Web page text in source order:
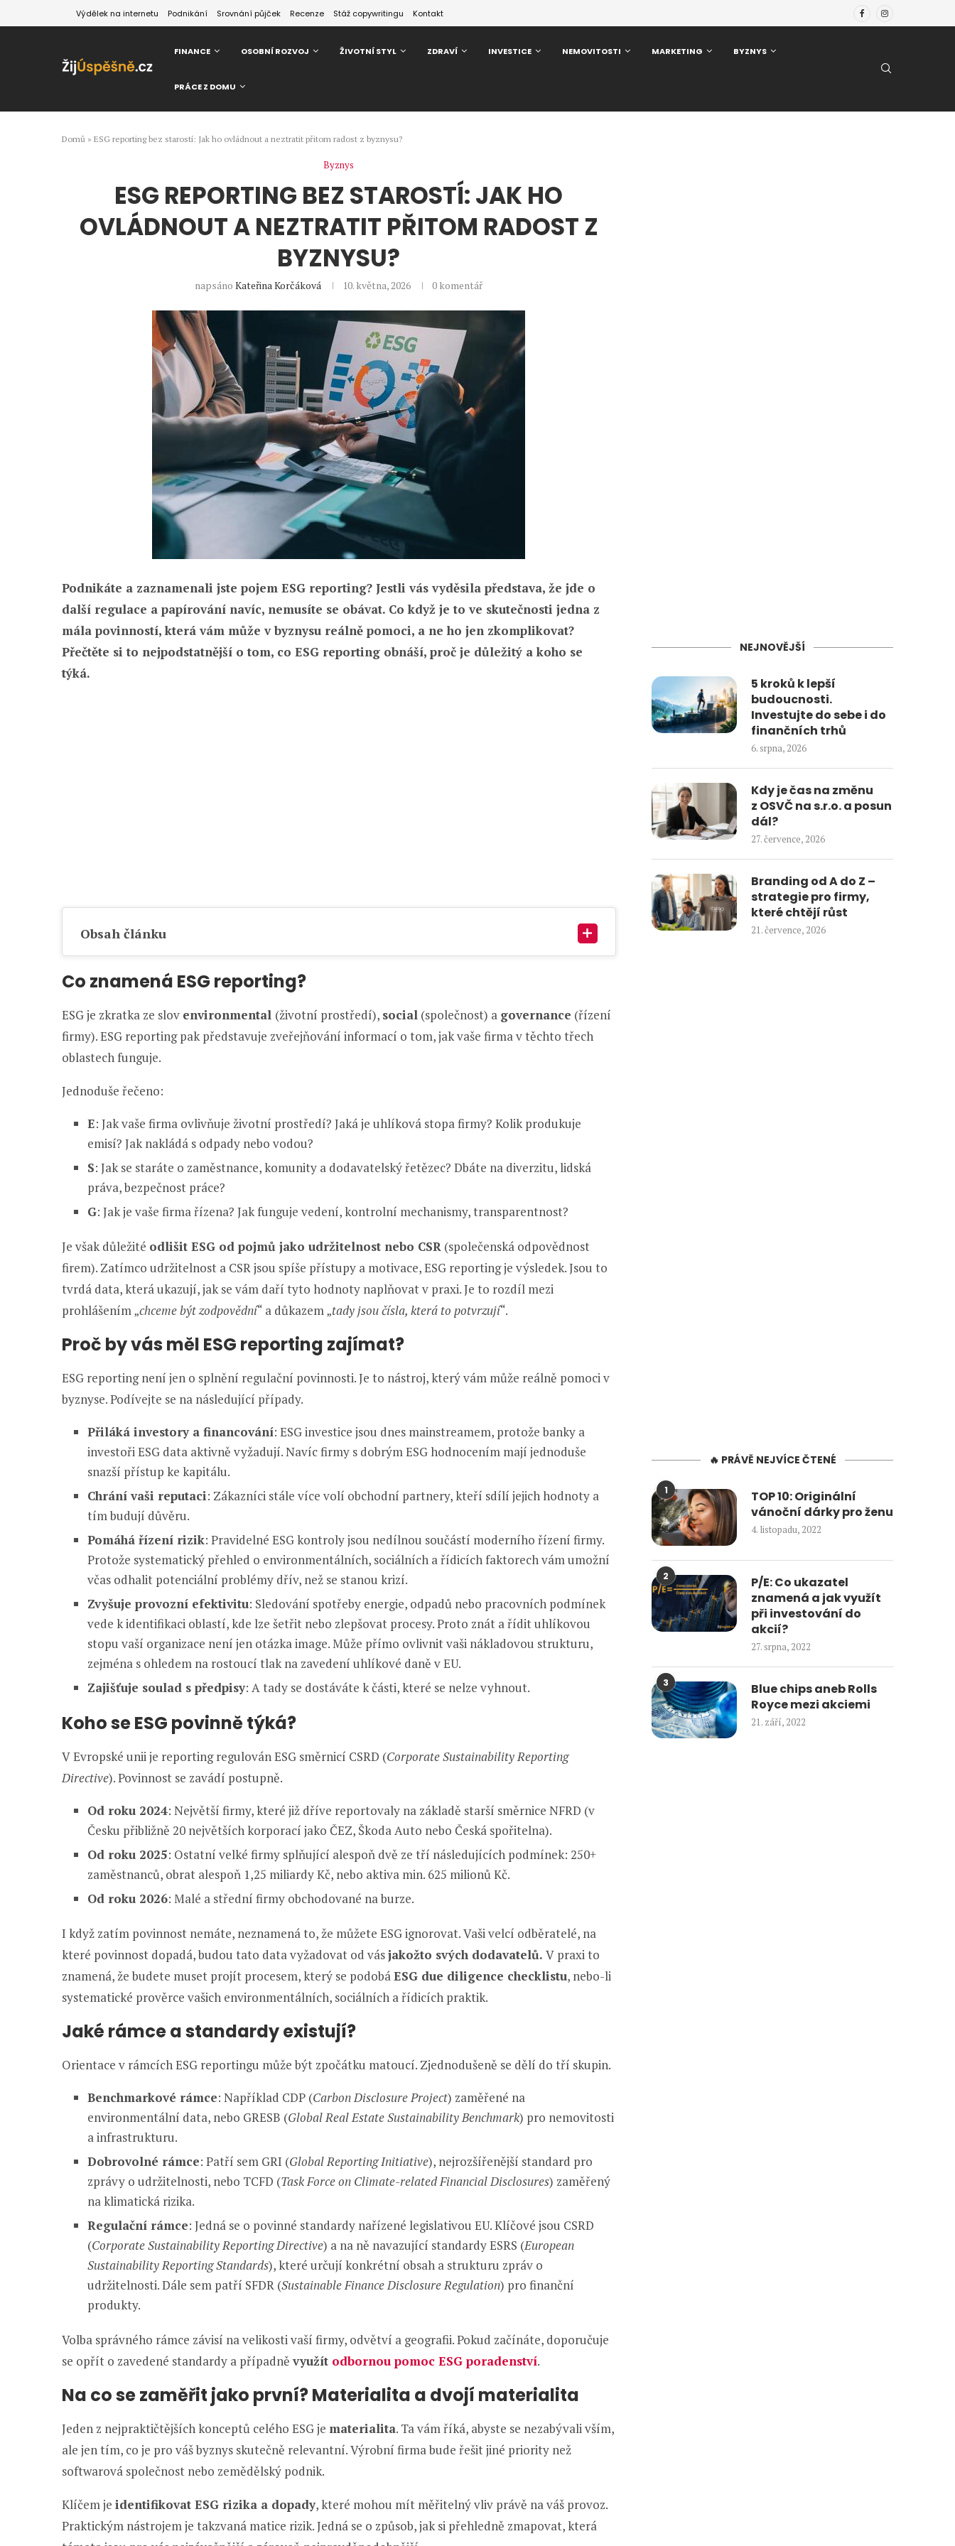
Výdělek na internetu Podnikání Srovnání půjček Recenze Stáž copywritingu Kontakt
FINANCE OSOBNÍ ROZVOJ ŽIVOTNÍ STYL ZDRAVÍ INVESTICE NEMOVITOSTI MARKETING BYZNYS
PRÁCE Z DOMU
Domů » ESG reporting bez starostí: Jak ho ovládnout a neztratit přitom radost z byznysu?
Byznys
ESG REPORTING BEZ STAROSTÍ: JAK HO
OVLÁDNOUT A NEZTRATIT PŘITOM RADOST Z
BYZNYSU?
napsánoKateřina Korčáková 10. května, 2026 0 komentář
Podnikáte a zaznamenali jste pojem ESG reporting? Jestli vás vyděsila představa, že jde o
další regulace a papírování navíc, nemusíte se obávat. Co když je to ve skutečnosti jedna z
mála povinností, která vám může v byznysu reálně pomoci, a ne ho jen zkomplikovat?
Přečtěte si to nejpodstatnější o tom, co ESG reporting obnáší, proč je důležitý a koho se
týká.
Obsah článku
Co znamená ESG reporting?
ESG je zkratka ze slov environmental (životní prostředí), social (společnost) a governance (řízení
firmy). ESG reporting pak představuje zveřejňování informací o tom, jak vaše firma v těchto třech
oblastech funguje.
Jednoduše řečeno:
E: Jak vaše firma ovlivňuje životní prostředí? Jaká je uhlíková stopa firmy? Kolik produkuje
emisí? Jak nakládá s odpady nebo vodou?
S: Jak se staráte o zaměstnance, komunity a dodavatelský řetězec? Dbáte na diverzitu, lidská
práva, bezpečnost práce?
G: Jak je vaše firma řízena? Jak funguje vedení, kontrolní mechanismy, transparentnost?
Je však důležité odlišit ESG od pojmů jako udržitelnost nebo CSR (společenská odpovědnost
firem). Zatímco udržitelnost a CSR jsou spíše přístupy a motivace, ESG reporting je výsledek. Jsou to
tvrdá data, která ukazují, jak se vám daří tyto hodnoty naplňovat v praxi. Je to rozdíl mezi
prohlášením „chceme být zodpovědní“ a důkazem „tady jsou čísla, která to potvrzují“.
Proč by vás měl ESG reporting zajímat?
ESG reporting není jen o splnění regulační povinnosti. Je to nástroj, který vám může reálně pomoci v
byznyse. Podívejte se na následující případy.
Přiláká investory a financování: ESG investice jsou dnes mainstreamem, protože banky a
investoři ESG data aktivně vyžadují. Navíc firmy s dobrým ESG hodnocením mají jednoduše
snazší přístup ke kapitálu.
Chrání vaši reputaci: Zákazníci stále více volí obchodní partnery, kteří sdílí jejich hodnoty a
tím budují důvěru.
Pomáhá řízení rizik: Pravidelné ESG kontroly jsou nedílnou součástí moderního řízení firmy.
Protože systematický přehled o environmentálních, sociálních a řídicích faktorech vám umožní
včas odhalit potenciální problémy dřív, než se stanou krizí.
Zvyšuje provozní efektivitu: Sledování spotřeby energie, odpadů nebo pracovních podmínek
vede k identifikaci oblastí, kde lze šetřit nebo zlepšovat procesy. Proto znát a řídit uhlíkovou
stopu vaší organizace není jen otázka image. Může přímo ovlivnit vaši nákladovou strukturu,
zejména s ohledem na rostoucí tlak na zavedení uhlíkové daně v EU.
Zajišťuje soulad s předpisy: A tady se dostáváte k části, které se nelze vyhnout.
Koho se ESG povinně týká?
V Evropské unii je reporting regulován ESG směrnicí CSRD (Corporate Sustainability Reporting
Directive). Povinnost se zavádí postupně.
Od roku 2024: Největší firmy, které již dříve reportovaly na základě starší směrnice NFRD (v
Česku přibližně 20 největších korporací jako ČEZ, Škoda Auto nebo Česká spořitelna).
Od roku 2025: Ostatní velké firmy splňující alespoň dvě ze tří následujících podmínek: 250+
zaměstnanců, obrat alespoň 1,25 miliardy Kč, nebo aktiva min. 625 milionů Kč.
Od roku 2026: Malé a střední firmy obchodované na burze.
I když zatím povinnost nemáte, neznamená to, že můžete ESG ignorovat. Vaši velcí odběratelé, na
které povinnost dopadá, budou tato data vyžadovat od vásjakožto svých dodavatelů. V praxi to
znamená, že budete muset projít procesem, který se podobáESG due diligence checklistu, nebo-li
systematické prověrce vašich environmentálních, sociálních a řídicích praktik.
Jaké rámce a standardy existují?
Orientace v rámcích ESG reportingu může být zpočátku matoucí. Zjednodušeně se dělí do tří skupin.
Benchmarkové rámce: Například CDP (Carbon Disclosure Project) zaměřené na
environmentální data, nebo GRESB (Global Real Estate Sustainability Benchmark) pro nemovitosti
a infrastrukturu.
Dobrovolné rámce: Patří sem GRI (Global Reporting Initiative), nejrozšířenější standard pro
zprávy o udržitelnosti, nebo TCFD (Task Force on Climate-related Financial Disclosures) zaměřený
na klimatická rizika.
Regulační rámce: Jedná se o povinné standardy nařízené legislativou EU. Klíčové jsou CSRD
(Corporate Sustainability Reporting Directive) a na ně navazující standardy ESRS (European
Sustainability Reporting Standards), které určují konkrétní obsah a strukturu zpráv o
udržitelnosti. Dále sem patří SFDR (Sustainable Finance Disclosure Regulation) pro finanční
produkty.
Volba správného rámce závisí na velikosti vaší firmy, odvětví a geografii. Pokud začínáte, doporučuje
se opřít o zavedené standardy a případně využít odbornou pomoc ESG poradenství.
Na co se zaměřit jako první? Materialita a dvojí materialita
Jeden z nejpraktičtějších konceptů celého ESG je materialita. Ta vám říká, abyste se nezabývali vším,
ale jen tím, co je pro váš byznys skutečně relevantní. Výrobní firma bude řešit jiné priority než
softwarová společnost nebo zemědělský podnik.
Klíčem je identifikovat ESG rizika a dopady, které mohou mít měřitelný vliv právě na váš provoz.
Praktickým nástrojem je takzvaná matice rizik. Jedná se o způsob, jak si přehledně zmapovat, která
NEJNOVĚJŠÍ
5 kroků k lepší
budoucnosti.
Investujte do sebe i do
finančních trhů
6. srpna, 2026
Kdy je čas na změnu
z OSVČ na s.r.o. a posun
dál?
27. července, 2026
Branding od A do Z –
strategie pro firmy,
které chtějí růst
21. července, 2026
🔥 PRÁVĚ NEJVÍCE ČTENÉ
1
TOP 10: Originální
vánoční dárky pro ženu
4. listopadu, 2022
2
P/E: Co ukazatel
znamená a jak využít
při investování do
akcií?
27. srpna, 2022
3
Blue chips aneb Rolls
Royce mezi akciemi
21. září, 2022